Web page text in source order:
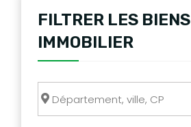
FILTRER LES BIENS
IMMOBILIER